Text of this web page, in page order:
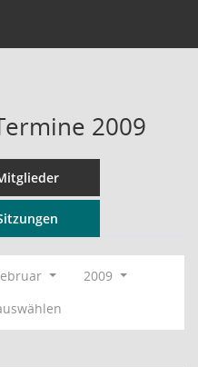
2009
2009